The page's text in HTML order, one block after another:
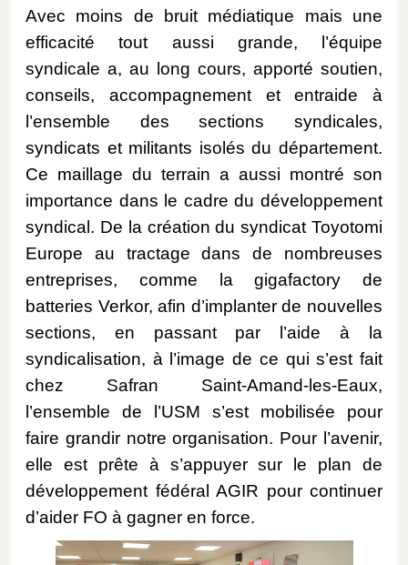
Avec moins de bruit médiatique mais une
efficacité tout aussi grande, l’équipe
syndicale a, au long cours, apporté soutien,
conseils, accompagnement et entraide à
l’ensemble des sections syndicales,
syndicats et militants isolés du département.
Ce maillage du terrain a aussi montré son
importance dans le cadre du développement
syndical. De la création du syndicat Toyotomi
Europe au tractage dans de nombreuses
entreprises, comme la gigafactory de
batteries Verkor, afin d’implanter de nouvelles
sections, en passant par l’aide à la
syndicalisation, à l’image de ce qui s’est fait
chez Safran Saint-Amand-les-Eaux,
l’ensemble de l’USM s’est mobilisée pour
faire grandir notre organisation. Pour l’avenir,
elle est prête à s’appuyer sur le plan de
développement fédéral AGIR pour continuer
d’aider FO à gagner en force.